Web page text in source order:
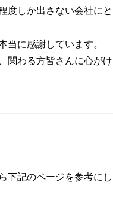
度しか出さない会社にと
当に感謝しています。
関わる方皆さんに心がけ
下記のページを参考にし